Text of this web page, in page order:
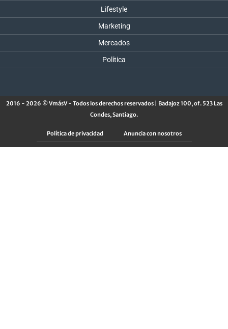
Lifestyle
Marketing
Mercados
Política
2016 - 2026 © VmásV - Todos los derechos reservados | Badajoz 100, of. 523 Las
Condes, Santiago.
Política de privacidad Anuncia con nosotros